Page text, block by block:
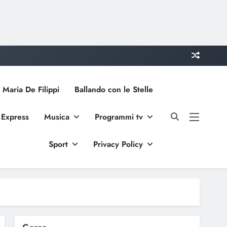
De Filippi Ballando con le Stelle
Musica Programmi tv
Sport Privacy Policy